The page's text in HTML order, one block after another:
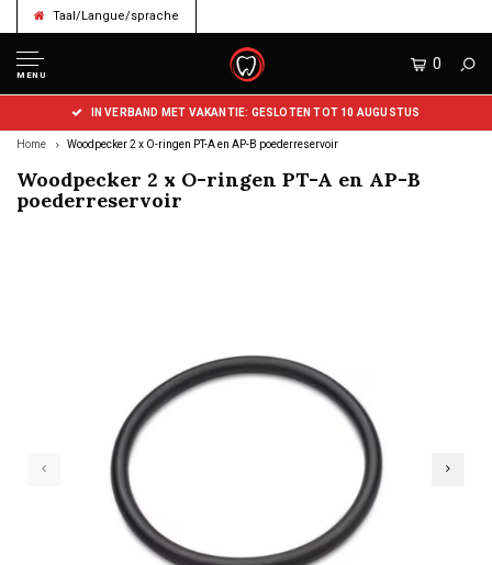
Taal/Langue/sprache
MENU
0
IN VERBAND MET VAKANTIE: GESLOTEN TOT 10 AUGUSTUS
Home Woodpecker 2 x ​​O-ringen PT-A en AP-B poederreservoir
Woodpecker 2 x ​​O-ringen PT-A en AP-B
poederreservoir